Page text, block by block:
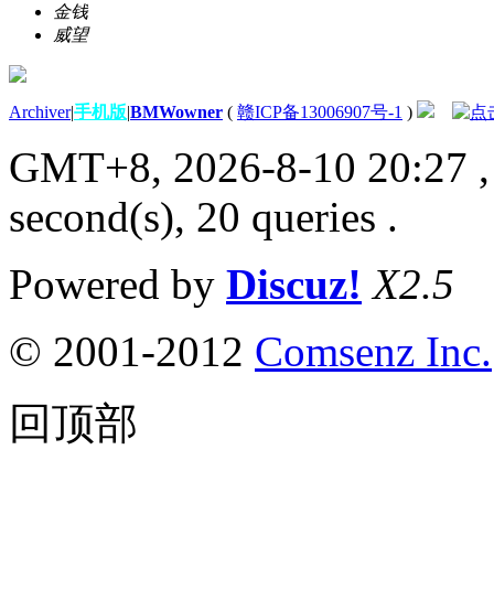
金钱
威望
Archiver|手机版|BMWowner ( 赣ICP备13006907号-1 )
GMT+8, 2026-8-10 20:27
second(s), 20 queries .
Powered by Discuz! X2.5
© 2001-2012 Comsenz Inc.
回顶部